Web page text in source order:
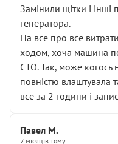
Замінили щітки і інші
генератора.
На все про все
ходом, хоча машина
СТО. Так, може когось
повністю влаштувала
все за 2 години і
Павел М.
7 місяців тому